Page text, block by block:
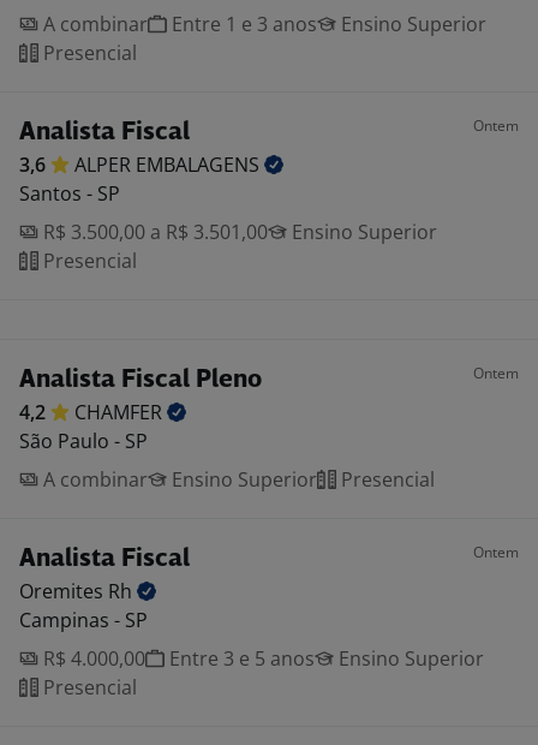
A combinar
Entre 1 e 3 anos
Ensino Superior
Presencial
Analista Fiscal Ontem
3,6 ALPER EMBALAGENS
Santos - SP
R$ 3.500,00 a R$ 3.501,00
Ensino Superior
Presencial
Analista Fiscal Pleno Ontem
4,2
CHAMFER
São Paulo - SP
A combinar
Ensino Superior Presencial
Analista Fiscal Ontem
Oremites Rh
Campinas - SP
R$ 4.000,00
Entre 3 e 5 anos
Ensino Superior
Presencial